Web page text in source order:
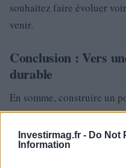
Investirmag.fr - Do Not
Information
souhaitez faire évoluer
venir.
Conclusion : Vers
durable
En somme, construire un
demande du temps, de la
approfondie du marché.
décision doit être fondée